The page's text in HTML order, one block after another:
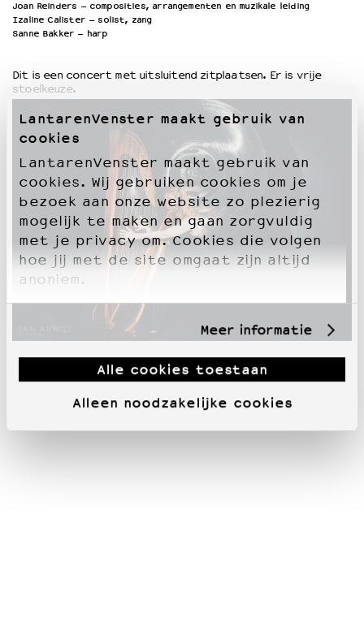
LantarenVenster maakt gebruik van
cookies
LantarenVenster maakt gebruik van
cookies. Wij gebruiken cookies om je
bezoek aan onze website zo plezierig
mogelijk te maken en gaan zorgvuldig
met je privacy om. Cookies die volgen
hoe jij met de site omgaat zijn altijd
anoniem.
Meer informatie
Alle cookies toestaan
Alleen noodzakelijke cookies
Joan Reinders – composities, arrangementen en muzikale leiding
Izaline Calister – solist, zang
Sanne Bakker – harp
Dit is een concert met uitsluitend zitplaatsen. Er is vrije
stoelkeuze.